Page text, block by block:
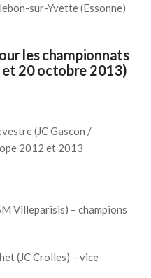
sur-Yvette (Essonne)
les championnats
20 octobre 2013)
(JC Gascon /
2012 et 2013
Villeparisis) – champions
(JC Crolles) – vice